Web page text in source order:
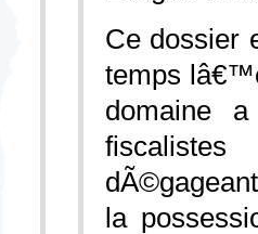
Ce dossier
temps
domaine
la